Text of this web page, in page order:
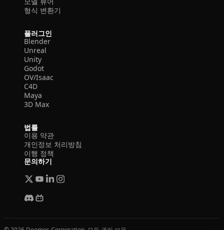
형식 변환기
플러그인
Blender
Unreal
Unity
Godot
OV/Isaac
C4D
Maya
3D Max
법률
이용 약관
개인정보 처리방침
이행 정책
문의하기